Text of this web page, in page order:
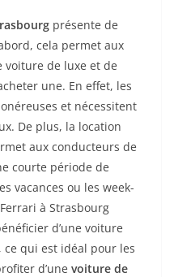
présente de
cela permet aux
voiture de luxe et de
une. En effet, les
et nécessitent
De plus, la location
aux conducteurs de
courte période de
vacances ou les week-
à Strasbourg
d’une voiture
qui est idéal pour les
d’une voiture de